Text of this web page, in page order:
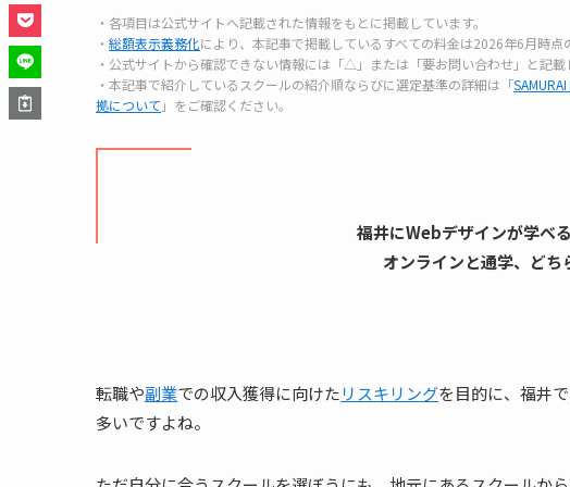
・各項目は公式サイトへ記載された情報をもとに掲載しています。
・ 総額表示義務化により、本記事で掲載しているすべての料金は2026年6月時点
・公式サイトから確認できない情報には「△」または「要お問い合わせ」と記載
・本記事で紹介しているスクールの紹介順ならびに選定基準の詳細は「
拠について 」をご確認ください。
福井にWebデザインが学べ
オンラインと通学、どち
転職や副業での収入獲得に向けたリスキリングを目的に、福井
多いですよね。